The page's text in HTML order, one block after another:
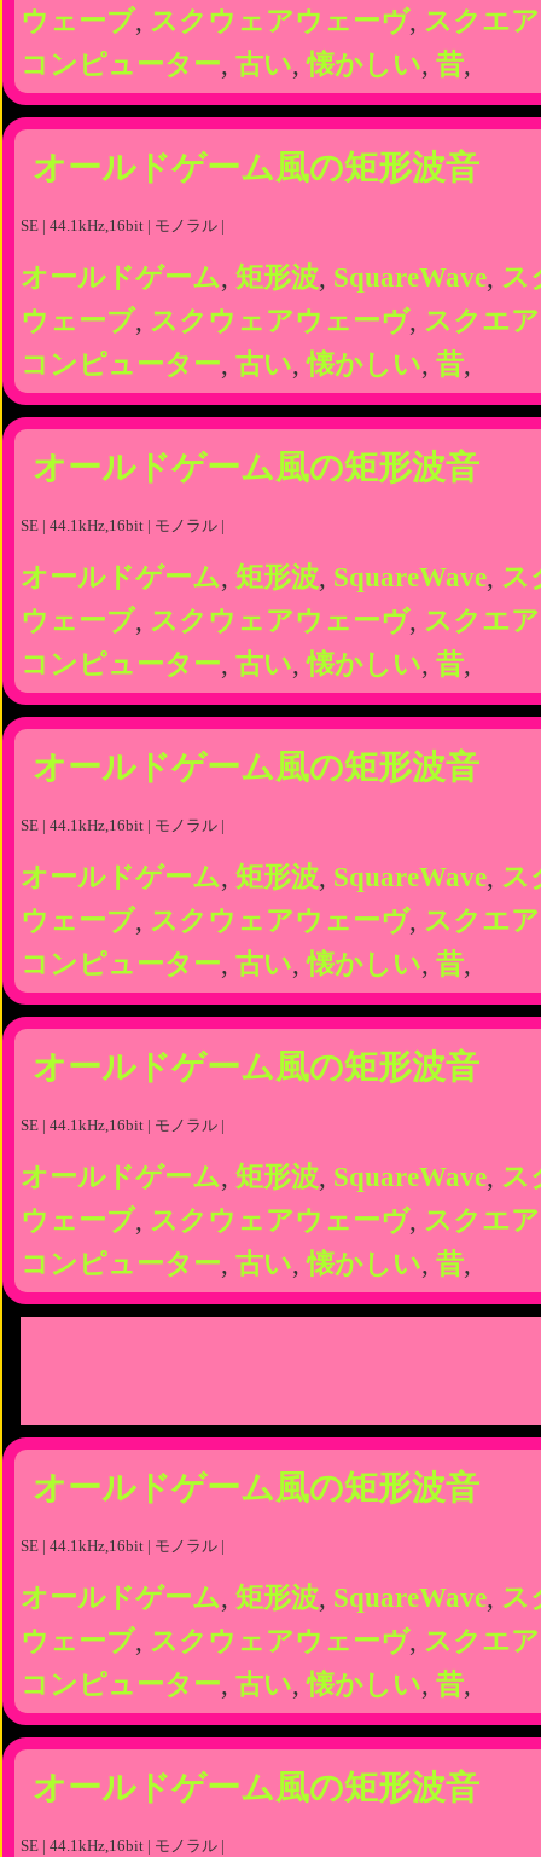
ウェーブ, スクウェアウェーヴ, スクエ
コンピューター, 古い,懐かしい, 昔,
オールドゲーム風の矩形波音
SE | 44.1kHz,16bit | モノラル |
オールドゲーム, 矩形波, SquareWave, ス
ウェーブ, スクウェアウェーヴ, スクエ
コンピューター, 古い,懐かしい, 昔,
オールドゲーム風の矩形波音
SE | 44.1kHz,16bit | モノラル |
オールドゲーム, 矩形波, SquareWave, ス
ウェーブ, スクウェアウェーヴ, スクエ
コンピューター, 古い,懐かしい, 昔,
オールドゲーム風の矩形波音
SE | 44.1kHz,16bit | モノラル |
オールドゲーム, 矩形波, SquareWave, ス
ウェーブ, スクウェアウェーヴ, スクエ
コンピューター, 古い,懐かしい, 昔,
オールドゲーム風の矩形波音
SE | 44.1kHz,16bit | モノラル |
オールドゲーム, 矩形波, SquareWave, ス
ウェーブ, スクウェアウェーヴ, スクエ
コンピューター, 古い,懐かしい, 昔,
オールドゲーム風の矩形波音
SE | 44.1kHz,16bit | モノラル |
オールドゲーム, 矩形波, SquareWave, ス
ウェーブ, スクウェアウェーヴ, スクエ
コンピューター, 古い,懐かしい, 昔,
オールドゲーム風の矩形波音
SE | 44.1kHz,16bit | モノラル |